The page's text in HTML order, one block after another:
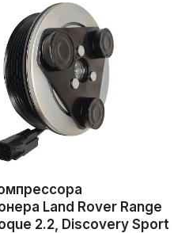
Land Rover Range
2.2, Discovery Sport